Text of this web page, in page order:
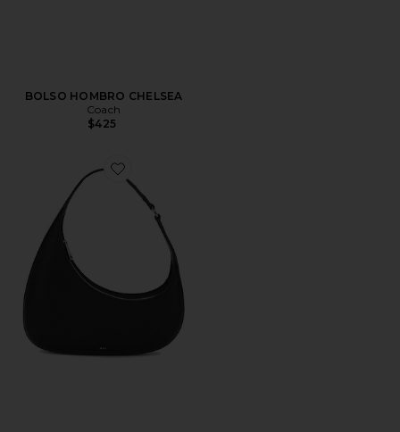
BOLSO HOMBRO CHELSEA
Coach
$425
Favorite BOLSO HOMBRO HARLEE